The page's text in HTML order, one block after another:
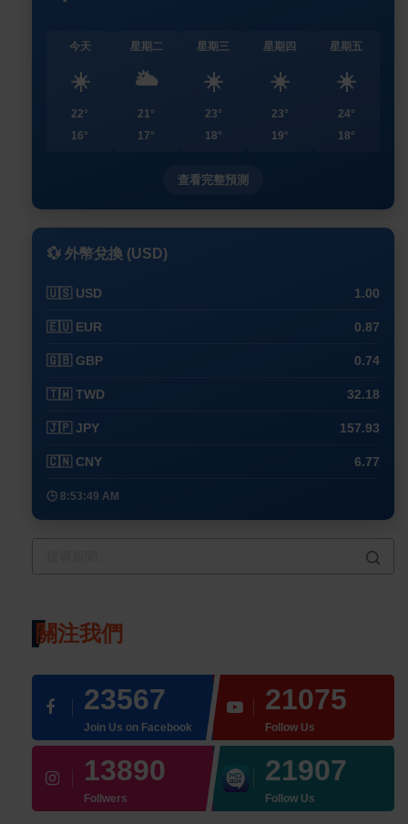
今天
☀️
22°
16°
星期二
🌥️
21°
17°
星期三
☀️
23°
18°
星期四
☀️
23°
19°
星期五
☀️
24°
18°
查看完整預測
💱 外幣兌換 (USD)
🇺🇸 USD 1.00
🇪🇺 EUR 0.87
🇬🇧 GBP 0.74
🇹🇼 TWD 32.18
🇯🇵 JPY 157.93
🇨🇳 CNY 6.77
🕒 8:53:49 AM
關注我們
23567
Join Us on Facebook
21075
Follow Us
13890
Follwers
21907
Follow Us